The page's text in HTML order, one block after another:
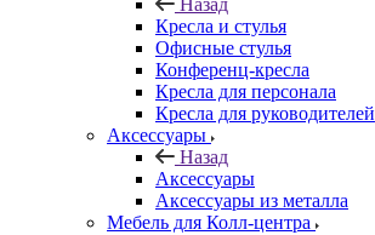
Назад
Кресла и стулья
Офисные стулья
Конференц-кресла
Кресла для персонала
Кресла для руководителей
Аксессуары
Назад
Аксессуары
Аксессуары из металла
Мебель для Колл-центра